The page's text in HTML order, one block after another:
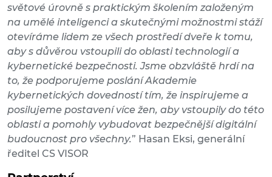
světové úrovně s praktickým školením založeným
na umělé inteligenci a skutečnými možnostmi stáží
otevíráme lidem ze všech prostředí dveře k tomu,
aby s důvěrou vstoupili do oblasti technologií a
kybernetické bezpečnosti. Jsme obzvláště hrdí na
to, že podporujeme poslání Akademie
kybernetických dovedností tím, že inspirujeme a
posilujeme postavení více žen, aby vstoupily do této
oblasti a pomohly vybudovat bezpečnější digitální
budoucnost pro všechny.” Hasan Eksi, generální
ředitel CS VISOR